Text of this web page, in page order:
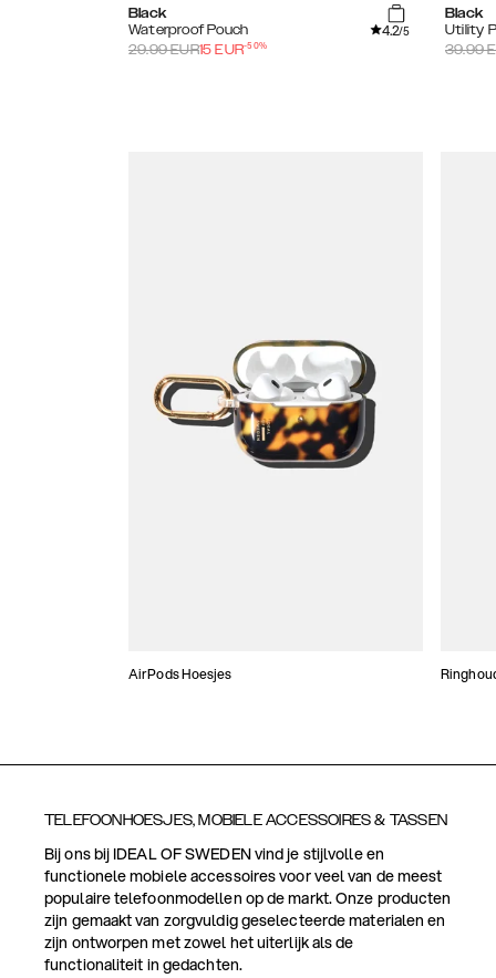
Black
Waterproof Pouch
4.2/5
29.99EUR15 EUR-50%
Black
Utility
39.99
AirPods Hoesjes
TELEFOONHOESJES, MOBIELE ACCESSOIRES & TASSEN
Bij ons bij IDEAL OF SWEDEN vind je stijlvolle en
functionele mobiele accessoires voor veel van de meest
populaire telefoonmodellen op de markt. Onze producten
zijn gemaakt van zorgvuldig geselecteerde materialen en
zijn ontworpen met zowel het uiterlijk als de
functionaliteit in gedachten.